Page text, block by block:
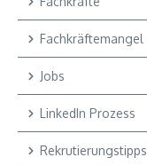
Fachkräftemangel
Jobs
LinkedIn Prozess
Rekrutierungstipps